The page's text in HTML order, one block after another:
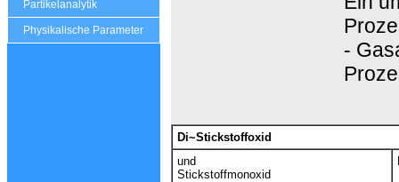
Partikelanalytik
Physikalische Parameter
-
Di~Stickstoffoxid
und
Stickstoffmonoxid